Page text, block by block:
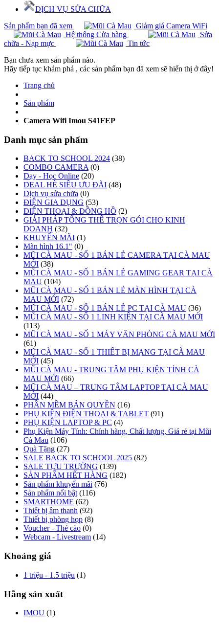
DỊCH VỤ SỬA CHỮA
Sản phẩm bạn đã xem
Giảm giá Camera WiFi
Hệ thống Cửa hàng
Sửa
chữa - Nạp mực
Tin tức
Bạn chưa xem sản phẩm nào.
Hãy tiếp tục khám phá , các sản phẩm bạn đã xem sẽ hiển thị ở đây!
Trang chủ
Sản phẩm
Camera Wifi Imou S41FEP
Danh mục sản phẩm
BACK TO SCHOOL 2024 (38)
COMBO CAMERA (0)
Dạy - Học Online (20)
DEAL HÈ SIÊU ƯU ĐÃI (48)
Dịch vụ sửa chữa (0)
ĐIỆN GIA DỤNG (53)
ĐIỆN THOẠI & ĐỒNG HỒ (2)
GIẢI PHÁP TỔNG THỂ TRỌN GÓI CHO KINH
DOANH (32)
KHUYẾN MÃI (1)
Màn hình 16.1" (0)
MŨI CÀ MAU - SỐ 1 BÁN LẺ CAMERA TẠI CÀ MAU
MỚI (38)
MŨI CÀ MAU - SỐ 1 BÁN LẺ GAMING GEAR TẠI CÀ
MAU (104)
MŨI CÀ MAU - SỐ 1 BÁN LẺ MÀN HÌNH TẠI CÀ
MAU MỚI (72)
MŨI CÀ MAU - SỐ 1 BÁN LẺ PC TẠI CÀ MAU (36)
MŨI CÀ MAU - SỐ 1 LINH KIỆN TẠI CÀ MAU MỚI
(113)
MŨI CÀ MAU - SỐ 1 MÁY VĂN PHÒNG CÀ MAU MỚI
(61)
MŨI CÀ MAU - SỐ 1 THIẾT BỊ MẠNG TẠI CÀ MAU
MỚI (45)
MŨI CÀ MAU - TRUNG TÂM PHỤ KIỆN TỈNH CÀ
MAU MỚI (66)
MŨI CÀ MAU – TRUNG TÂM LAPTOP TẠI CÀ MAU
MỚI (44)
PHẦN MỀM BẢN QUYỀN (16)
PHỤ KIỆN ĐIỆN THOẠI & TABLET (91)
PHỤ KIỆN LAPTOP & PC (4)
Phụ Kiện Máy Tính: Chính hãng, Chất lượng, Giá rẻ tại Mũi
Cà Mau (106)
Quà Tặng (27)
SALE BACK TO SCHOOL 2025 (82)
SALE TỰU TRƯỜNG (139)
SẢN PHẨM HẾT HÀNG (182)
Sản phẩm khuyến mãi (76)
Sản phẩm nổi bật (116)
SMARTHOME (62)
Thiết bị âm thanh (92)
Thiết bị phòng họp (8)
Voucher - Thẻ cào (0)
Webcam - Livestream (14)
Khoảng giá
1 triệu - 1.5 triệu (1)
Hãng sản xuất
IMOU (1)